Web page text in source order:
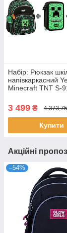
Набір: Рюкзак
напівкаркасний
Minecraft TNT S-
сумка для взуття
Minecraft TNT
3 499 ₴ 4
Купити
Акційні
–54%